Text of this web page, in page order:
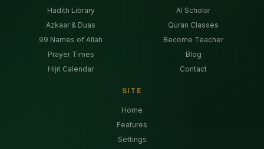
Hadith Library
Azkaar & Duas
99 Names of Allah
Prayer Times
Hijri Calendar
AI Scholar
Quran Classes
Become Teacher
Blog
Contact
SITE
Home
Features
Settings